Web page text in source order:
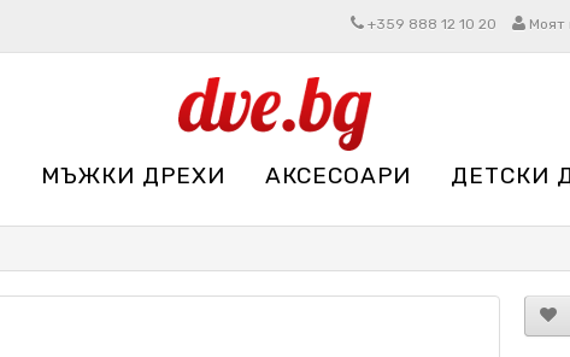
+359 888 12 10 20 Моят
МЪЖКИ ДРЕХИ АКСЕСОАРИ ДЕТСКИ